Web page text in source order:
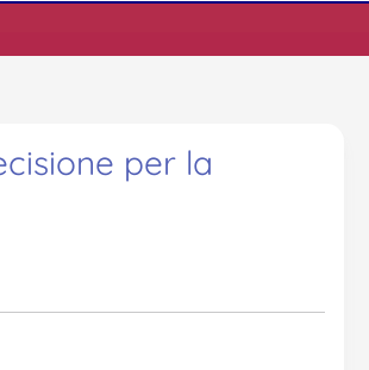
per la